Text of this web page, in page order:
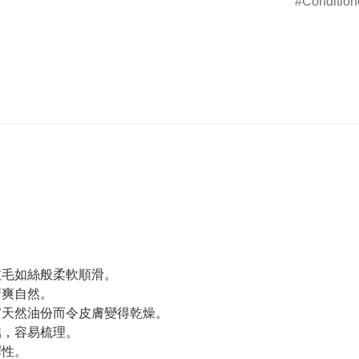
如絲般柔軟順滑。
自然。
然油份而令皮膚變得乾燥。
容易梳理。
。